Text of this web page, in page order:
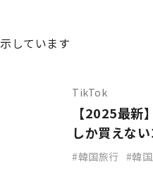
しています
TikTok
【2025最新
しか買えな
韓国旅行 韓